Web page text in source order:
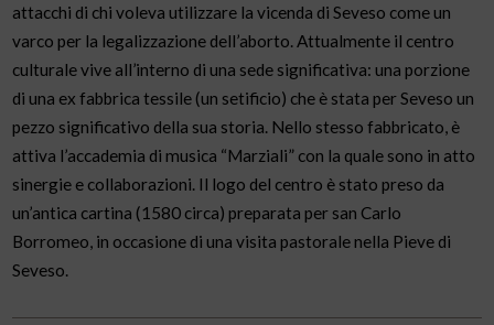
attacchi di chi voleva utilizzare la vicenda di Seveso come un
varco per la legalizzazione dell’aborto. Attualmente il centro
culturale vive all’interno di una sede significativa: una porzione
di una ex fabbrica tessile (un setificio) che è stata per Seveso un
pezzo significativo della sua storia. Nello stesso fabbricato, è
attiva l’accademia di musica “Marziali” con la quale sono in atto
sinergie e collaborazioni. Il logo del centro è stato preso da
un’antica cartina (1580 circa) preparata per san Carlo
Borromeo, in occasione di una visita pastorale nella Pieve di
Seveso.